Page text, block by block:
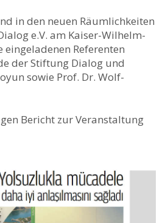
in den neuen Räumlichkeiten
e.V. am Kaiser-Wilhelm-
eingeladenen Referenten
der Stiftung Dialog und
sowie Prof. Dr. Wolf-
Bericht zur Veranstaltung